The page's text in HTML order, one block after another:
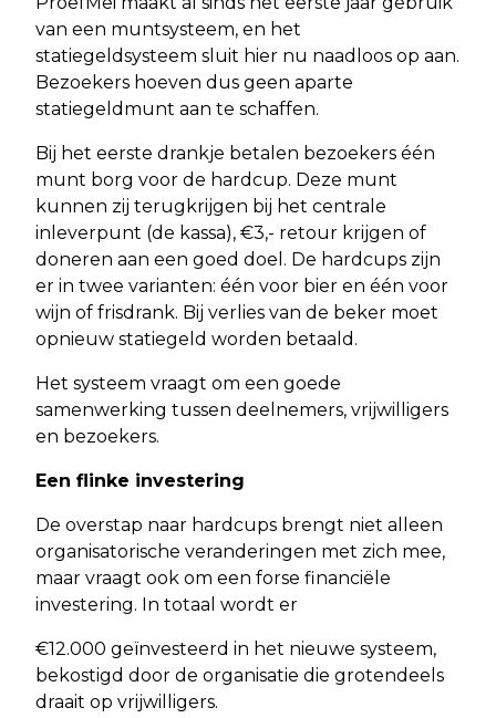
van een muntsysteem, en het
statiegeldsysteem sluit hier nu naadloos op aan.
Bezoekers hoeven dus geen aparte
statiegeldmunt aan te schaffen.
Bij het eerste drankje betalen bezoekers één
munt borg voor de hardcup. Deze munt
kunnen zij terugkrijgen bij het centrale
inleverpunt (de kassa), €3,- retour krijgen of
doneren aan een goed doel. De hardcups zijn
er in twee varianten: één voor bier en één voor
wijn of frisdrank. Bij verlies van de beker moet
opnieuw statiegeld worden betaald.
Het systeem vraagt om een goede
samenwerking tussen deelnemers, vrijwilligers
en bezoekers.
Een flinke investering
De overstap naar hardcups brengt niet alleen
organisatorische veranderingen met zich mee,
maar vraagt ook om een forse financiële
investering. In totaal wordt er
€12.000 geïnvesteerd in het nieuwe systeem,
bekostigd door de organisatie die grotendeels
draait op vrijwilligers.